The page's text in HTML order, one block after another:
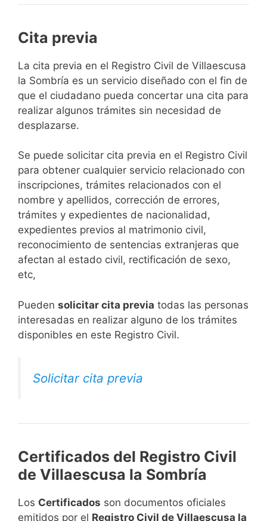
Cita previa
​​​​​​​​​​​​​​​​​​​​​​​​​​​​La cita previa en el Registro Civil de Villaescusa
la Sombría es un servicio diseñado con el fin de
que el ciudadano pueda concertar una cita para
realizar algunos trámites sin necesidad de
desplazarse.​
Se puede solicitar cita previa en el Registro Civil
para obtener cualquier servicio relacionado con
inscripciones, trámites relacionados con el
nombre y apellidos, corrección de errores,
trámites y expedientes de nacionalidad,
expedientes previos al matrimonio civil,
reconocimiento de sentencias extranjeras que
afectan al estado civil, rectificación de sexo,
etc,
​Pueden solicitar cita previa todas las personas
interesadas en realizar alguno de los trámites
disponibles en este Registro Civil.​
Solicitar cita previa
Certificados del Registro Civil
de Villaescusa la Sombría
Los Certificados son documentos oficiales
emitidos por el Registro Civil de Villaescusa la